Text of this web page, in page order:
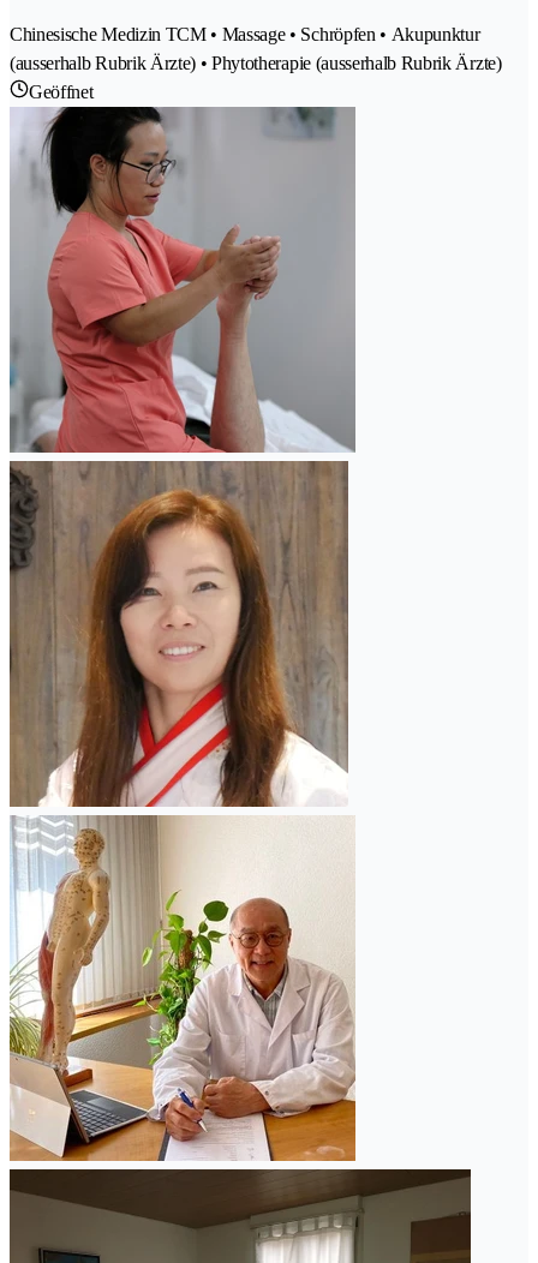
Chinesische Medizin TCM • Massage • Schröpfen • Akupunktur
(ausserhalb Rubrik Ärzte) • Phytotherapie (ausserhalb Rubrik Ärzte)
Geöffnet